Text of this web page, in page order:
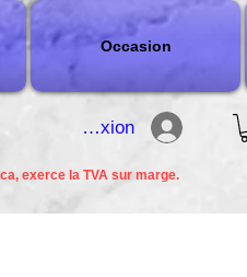
Occasion
connexion
exerce la TVA sur marge.